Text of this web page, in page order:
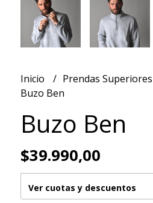
Inicio Prendas Superiores
Buzo Ben
Buzo Ben
$39.990,00
Ver cuotas y descuentos